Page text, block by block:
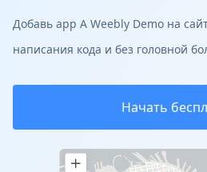
Добавь app A Weebly Demo на
написания кода и без головной
Начать